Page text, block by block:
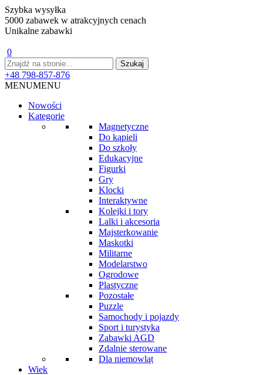
Szybka wysyłka
5000 zabawek w atrakcyjnych cenach
Unikalne zabawki
0
+48 798-857-876
MENUMENU
Nowości
Kategorie
Magnetyczne
Do kąpieli
Do szkoły
Edukacyjne
Figurki
Gry
Klocki
Interaktywne
Kolejki i tory
Lalki i akcesoria
Majsterkowanie
Maskotki
Militarne
Modelarstwo
Ogrodowe
Plastyczne
Pozostałe
Puzzle
Samochody i pojazdy
Sport i turystyka
Zabawki AGD
Zdalnie sterowane
Dla niemowląt
Wiek